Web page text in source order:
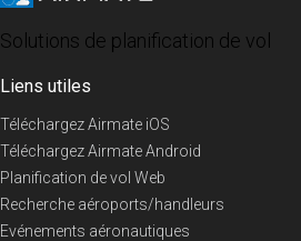
Solutions de planification de vol
Liens utiles
Téléchargez Airmate iOS
Téléchargez Airmate Android
Planification de vol Web
Recherche aéroports/handleurs
Evénements aéronautiques